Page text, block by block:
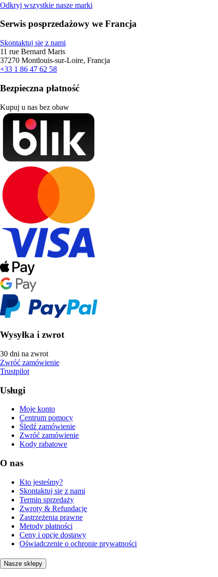
Odkryj wszystkie nasze marki
Serwis posprzedażowy we Francja
Skontaktuj się z nami
11 rue Bernard Maris
37270 Montlouis-sur-Loire, Francja
+33 1 86 47 62 58
Bezpieczna płatność
Kupuj u nas bez obaw
Wysyłka i zwrot
30 dni na zwrot
Zwróć zamówienie
Trustpilot
Usługi
Moje konto
Centrum pomocy
Śledź zamówienie
Zwróć zamówienie
Kody rabatowe
O nas
Kto jesteśmy?
Skontaktuj się z nami
Termin sprzedaży
Zwroty & Refundacje
Zastrzeżenia prawne
Metody płatności
Ceny i opcje dostawy
Oświadczenie o ochronie prywatności
Nasze sklepy